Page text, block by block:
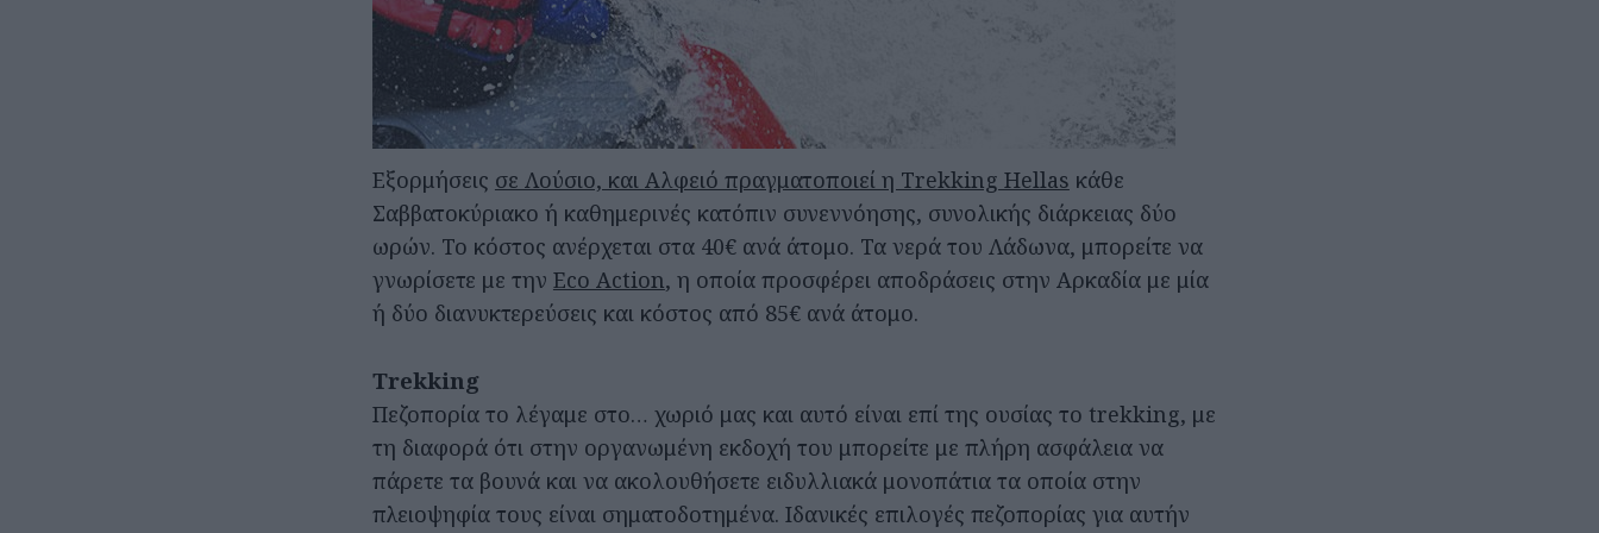
Εξορμήσεις σε Λούσιο, και Αλφειό πραγματοποιεί η Trekking Hellas κάθε
Σαββατοκύριακο ή καθημερινές κατόπιν συνεννόησης, συνολικής διάρκειας δύο
ωρών. Το κόστος ανέρχεται στα 40€ ανά άτομο. Τα νερά του Λάδωνα, μπορείτε να
γνωρίσετε με την Eco Action, η οποία προσφέρει αποδράσεις στην Αρκαδία με μία
ή δύο διανυκτερεύσεις και κόστος από 85€ ανά άτομο.
Trekking
Πεζοπορία το λέγαμε στο… χωριό μας και αυτό είναι επί της ουσίας το trekking, με
τη διαφορά ότι στην οργανωμένη εκδοχή του μπορείτε με πλήρη ασφάλεια να
πάρετε τα βουνά και να ακολουθήσετε ειδυλλιακά μονοπάτια τα οποία στην
πλειοψηφία τους είναι σηματοδοτημένα. Ιδανικές επιλογές πεζοπορίας για αυτήν